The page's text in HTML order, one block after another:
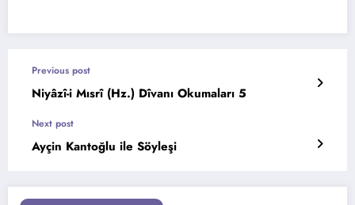
Previous post
Niyâzî-i Mısrî (Hz.) Dîvanı Okumaları 5
Next post
Ayçin Kantoğlu ile Söyleşi